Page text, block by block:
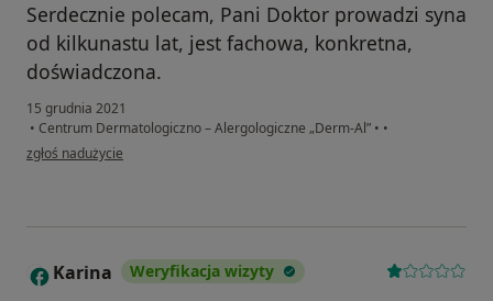
Serdecznie polecam, Pani Doktor prowadzi syna
od kilkunastu lat, jest fachowa, konkretna,
doświadczona.
15 grudnia 2021
• Centrum Dermatologiczno – Alergologiczne „Derm-Al” • •
w opinii użytkownika Pacjent
zgłoś nadużycie
K Karina Weryfikacja wizyty